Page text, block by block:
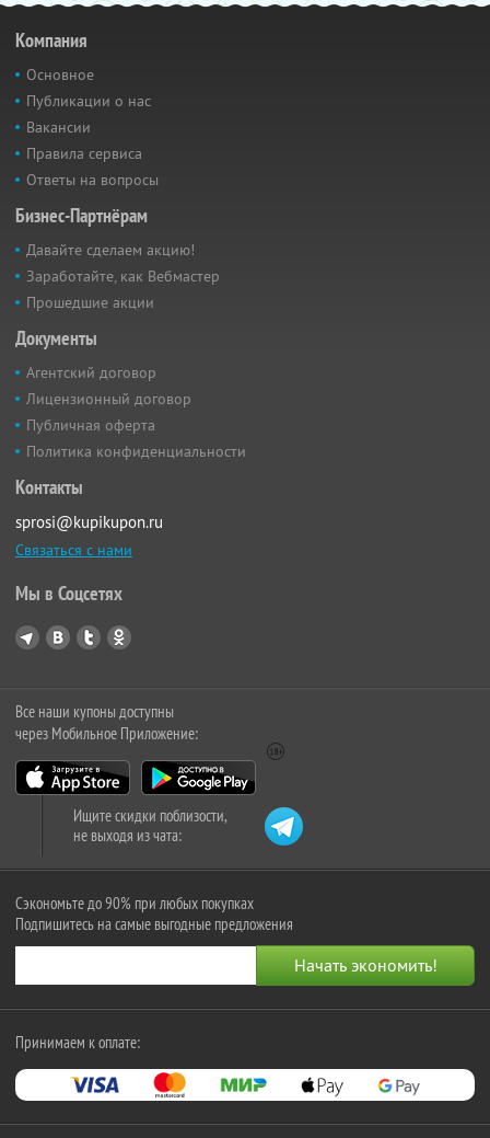
Компания
Основное
Публикации о нас
Вакансии
Правила сервиса
Ответы на вопросы
Бизнес-Партнёрам
Давайте сделаем акцию!
Заработайте, как Вебмастер
Прошедшие акции
Документы
Агентский договор
Лицензионный договор
Публичная оферта
Политика конфиденциальности
Контакты
sprosi@kupikupon.ru
Связаться с нами
Мы в Соцсетях
Все наши купоны доступны
через Мобильное Приложение:
Ищите скидки поблизости,
не выходя из чата:
Сэкономьте до 90% при любых покупках
Подпишитесь на самые выгодные предложения
Принимаем к оплате: